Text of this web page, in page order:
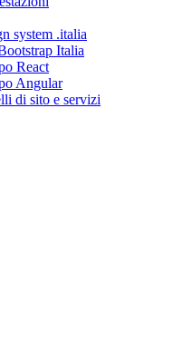
system .italia
Italia
React
Angular
di sito e servizi